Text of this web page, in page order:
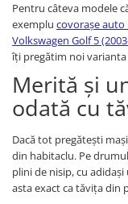
Pentru câteva modele
exemplu covorașe auto
Volkswagen Golf 5
îți pregătim noi
Merită și
odată cu
Dacă tot pregătești
din habitaclu. Pe
plini de nisip, cu
asta exact ca tăvița din